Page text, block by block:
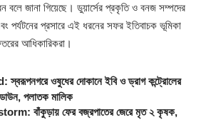
বলে জানা গিয়েছে। ডুয়ার্সের প্রকৃতি ও বনজ সম্পদের
পর্যটনের প্রসারে এই ধরনের সফর ইতিবাচক ভূমিকা
আধিকারিকরা।
ওষুধের দোকানে ইবি ও ড্রাগ কন্ট্রোলের
পলাতক মালিক
বাঁকুড়ায় ফের বজ্রপাতের জেরে মৃত ২ কৃষক,